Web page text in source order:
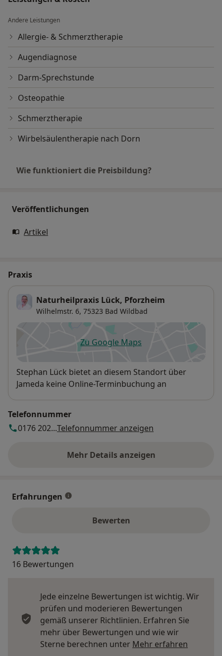
Andere Leistungen
Allergie- & Schmerztherapie
Augendiagnose
Darm-Sprechstunde
Osteopathie
Schmerztherapie
Wirbelsäulentherapie nach Dorn
Wie funktioniert die Preisbildung?
Veröffentlichungen
Artikel
Praxis
Naturheilpraxis Lück, Pforzheim
Wilhelmstr. 6, 75323 Bad Wildbad
Zu Google Mapsöffnet in einer neuen
Verfügbarkeit
Stephan Lück bietet an diesem Standort über
Jameda keine Online-Terminbuchung an
Telefonnummer
0176 202...Telefonnummer anzeigen
Mehr Details anzeigen
über die Adresse
Erfahrungen
Bewerten
16 Bewertungen
Jede einzelne Bewertungen ist wichtig. Wir
prüfen und moderieren Bewertungen
gemäß unserer Richtlinien. Erfahren Sie
mehr über Bewertungen und wie wir
Sterne berechnen unter Mehr erfahren